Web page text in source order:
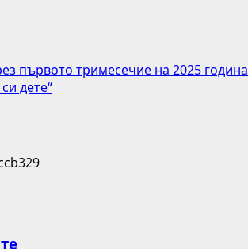
първото тримесечие на 2025 година
дете“